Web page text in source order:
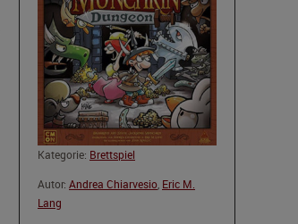
Kategorie: Brettspiel
Autor:Andrea Chiarvesio Eric M.
Lang